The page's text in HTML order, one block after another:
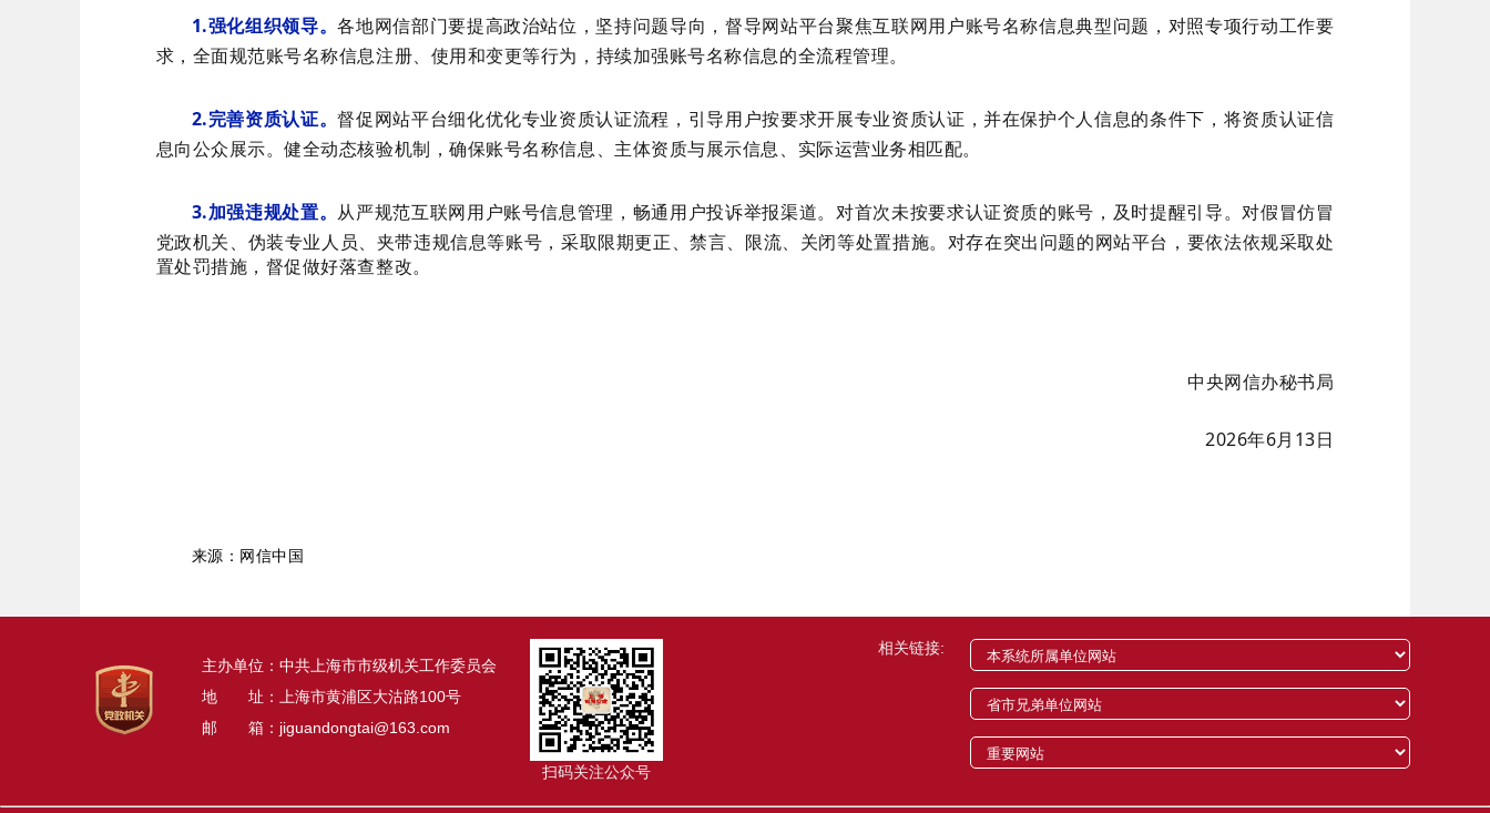
1.强化组织领导。各地网信部门要提高政治站位，坚持问题导向，督导网站平台聚焦互联网用户账号名称信息典型问题，对照专项行动工作要
求，全面规范账号名称信息注册、使用和变更等行为，持续加强账号名称信息的全流程管理。
2.完善资质认证。督促网站平台细化优化专业资质认证流程，引导用户按要求开展专业资质认证，并在保护个人信息的条件下，将资质认证信
息向公众展示。健全动态核验机制，确保账号名称信息、主体资质与展示信息、实际运营业务相匹配。
3.加强违规处置。 从严规范互联网用户账号信息管理，畅通用户投诉举报渠道。对首次未按要求认证资质的账号，及时提醒引导。对假冒仿冒
党政机关、伪装专业人员、夹带违规信息等账号，采取限期更正、禁言、限流、关闭等处置措施。对存在突出问题的网站平台，要依法依规采取处
置处罚措施，督促做好落查整改。
中央网信办秘书局
2026年6月13日
来源：网信中国